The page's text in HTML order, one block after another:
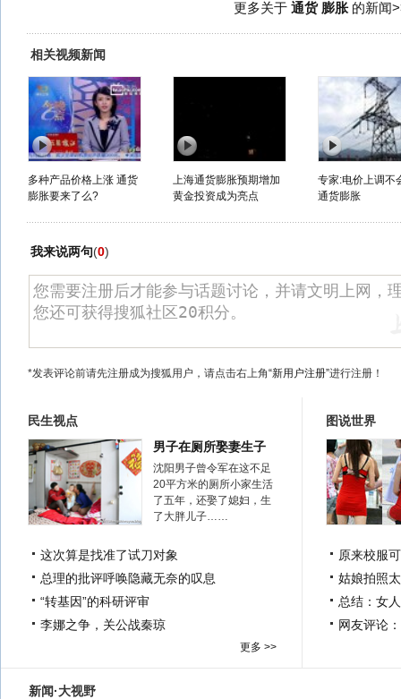
更多关于 通货 膨胀的新闻
相关视频新闻
多种产品价格上涨 通货
膨胀要来了么?
上海通货膨胀预期增加
黄金投资成为亮点
专家:电价上调不
通货膨胀
我来说两句(0)
*发表评论前请先注册成为搜狐用户，请点击右上角“新用户注册”进行注册！
民生视点
男子在厕所娶妻生子
沈阳男子曾令军在这不足
20平方米的厕所小家生活
了五年，还娶了媳妇，生
了大胖儿子……
这次算是找准了试刀对象
总理的批评呼唤隐藏无奈的叹息
“转基因”的科研评审
李娜之争，关公战秦琼
更多 >>
图说世界
原来校服
姑娘拍照
总结：女
网友评论
新闻·大视野